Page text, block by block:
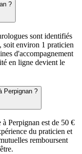
?
sont identifiés
soit environ 1 praticien
d'accompagnement
en ligne devient le
Perpignan ?
Perpignan est de 50 €
du praticien et
remboursent